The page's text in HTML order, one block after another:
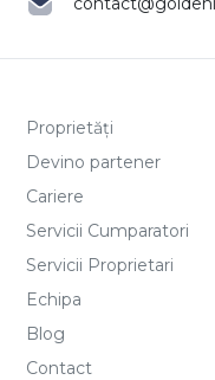
Proprietăți
Devino partener
Cariere
Servicii Cumparatori
Servicii Proprietari
Echipa
Blog
Contact